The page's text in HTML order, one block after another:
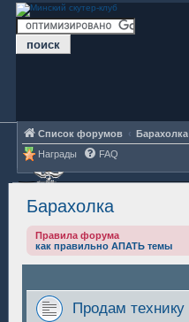
Список форумов
Барахолка
Награды
FAQ
Барахолка
Правила форума
как правильно АПАТЬ темы
Продам технику